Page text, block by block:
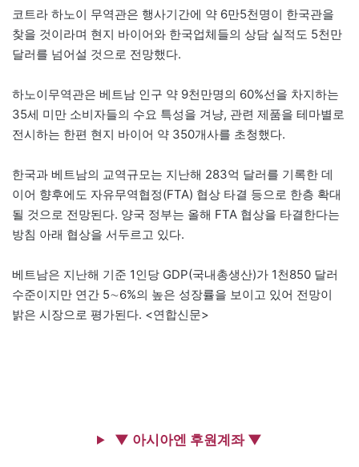
코트라 하노이 무역관은 행사기간에 약 6만5천명이 한국관을
찾을 것이라며 현지 바이어와 한국업체들의 상담 실적도 5천만
달러를 넘어설 것으로 전망했다.
하노이무역관은 베트남 인구 약 9천만명의 60%선을 차지하는
35세 미만 소비자들의 수요 특성을 겨냥, 관련 제품을 테마별로
전시하는 한편 현지 바이어 약 350개사를 초청했다.
한국과 베트남의 교역규모는 지난해 283억 달러를 기록한 데
이어 향후에도 자유무역협정(FTA) 협상 타결 등으로 한층 확대
될 것으로 전망된다. 양국 정부는 올해 FTA 협상을 타결한다는
방침 아래 협상을 서두르고 있다.
베트남은 지난해 기준 1인당 GDP(국내총생산)가 1천850 달러
수준이지만 연간 5∼6%의 높은 성장률을 보이고 있어 전망이
밝은 시장으로 평가된다. <연합신문>
▼ 아시아엔 후원계좌 ▼